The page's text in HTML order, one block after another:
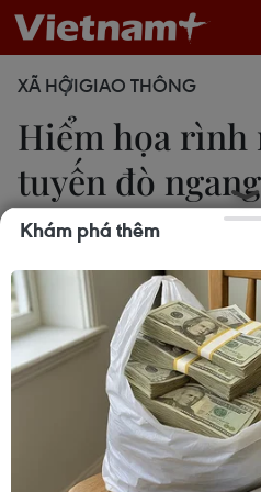
XÃ HỘIGIAO THÔNG
Hiểm họa rình
tuyến đò
Nam
23/08/2013 07:15
Hạn chế trong quản lý và
toàn giao thông kém là
thông đường thủy luôn
Kiên quyết đình chỉ,
với các phương tiện
Khám phá thêm